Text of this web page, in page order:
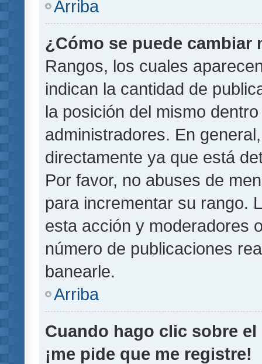
Arriba
¿Cómo se puede cambiar
Rangos, los cuales
indican la cantidad de
la posición del mismo
administradores. En
directamente ya que está
Por favor, no abuses de
para incrementar su rango.
esta acción y moderadores
número de publicaciones
banearle.
Arriba
Cuando hago clic sobre
¡me pide que me registre!